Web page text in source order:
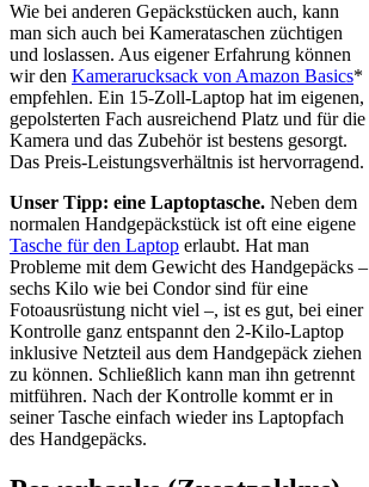
Wie bei anderen Gepäckstücken auch, kann
man sich auch bei Kamerataschen züchtigen
und loslassen. Aus eigener Erfahrung können
wir den Kamerarucksack von Amazon Basics*
empfehlen. Ein 15-Zoll-Laptop hat im eigenen,
gepolsterten Fach ausreichend Platz und für die
Kamera und das Zubehör ist bestens gesorgt.
Das Preis-Leistungsverhältnis ist hervorragend.
Unser Tipp: eine Laptoptasche. Neben dem
normalen Handgepäckstück ist oft eine eigene
Tasche für den Laptop erlaubt. Hat man
Probleme mit dem Gewicht des Handgepäcks –
sechs Kilo wie bei Condor sind für eine
Fotoausrüstung nicht viel –, ist es gut, bei einer
Kontrolle ganz entspannt den 2-Kilo-Laptop
inklusive Netzteil aus dem Handgepäck ziehen
zu können. Schließlich kann man ihn getrennt
mitführen. Nach der Kontrolle kommt er in
seiner Tasche einfach wieder ins Laptopfach
des Handgepäcks.